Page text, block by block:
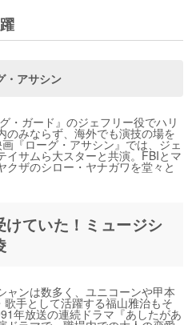
・アサシン
・ガード』のジェフリー役でハリ
のみならず、海外でも演技の場を
『ローグ・アサシン』では、ジェ
イサムら大スターと共演。FBIとマ
クザのシロー・ヤナガワを堂々と
ていた！ミュージシ
ャンは数多く、ユニコーンや甲本
手として活躍する福山雅治もそ
年放送の連続ドラマ『あしたがあ